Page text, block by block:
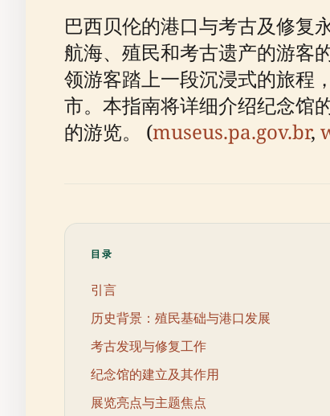
巴西贝伦的港口与考古及修复
航海、殖民和考古遗产的游客
领游客踏上一段沉浸式的旅程
市。本指南将详细介绍纪念馆
的游览。 (museus.pa.gov.br,
目录
引言
历史背景：殖民基础与港口发展
考古发现与修复工作
纪念馆的建立及其作用
展览亮点与主题焦点